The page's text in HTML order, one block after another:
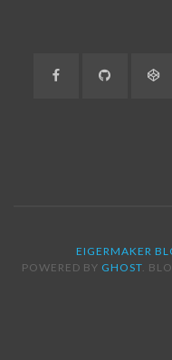
Facebook GitHub
EIGERMAKER
POWERED BY GHOST.